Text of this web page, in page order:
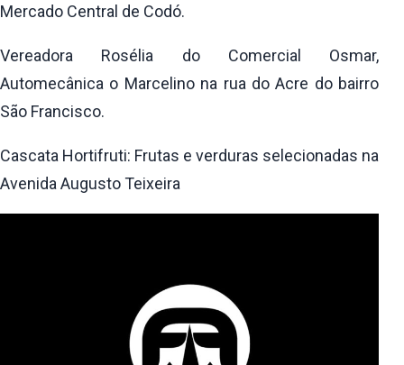
Mercado Central de Codó.
Vereadora Rosélia do Comercial Osmar,
Automecânica o Marcelino na rua do Acre do bairro
São Francisco.
Cascata Hortifruti: Frutas e verduras selecionadas na
Avenida Augusto Teixeira